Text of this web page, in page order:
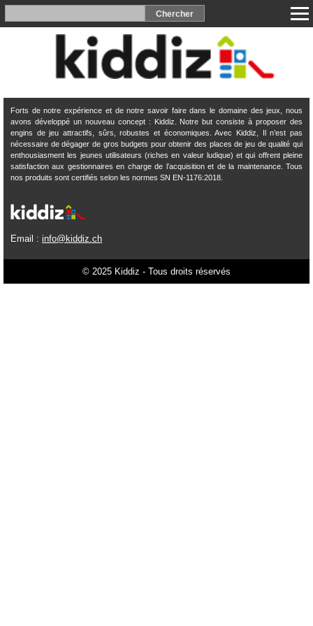
Forts de notre expérience et de notre savoir faire dans le domaine des jeux, nous
avons développé un nouveau concept : Kiddiz. Notre but consiste à proposer des
engins de jeu attractifs, sûrs, robustes et économiques. Avec Kiddiz, Il n’est pas
nécessaire de dégager de gros budgets pour obtenir des places de jeu de qualité qui
enthousiasment les jeunes utilisateurs (riches en valeur ludique) et qui offrent pleine
satisfaction aux gestionnaires en charge de l’acquisition et de la maintenance. Tous
nos produits sont certifiés selon les normes SN EN-1176:2018.
Email : info@kiddiz.ch
© 2025 Kiddiz - Tous droits réservés